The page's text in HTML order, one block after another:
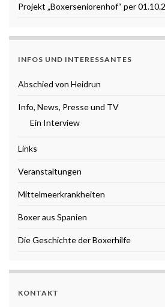
Projekt „Boxerseniorenhof“ per
INFOS UND INTERESSANTES
Abschied von Heidrun
Info, News, Presse und TV
Ein Interview
Links
Veranstaltungen
Mittelmeerkrankheiten
Boxer aus Spanien
Die Geschichte der Boxerhilfe
KONTAKT